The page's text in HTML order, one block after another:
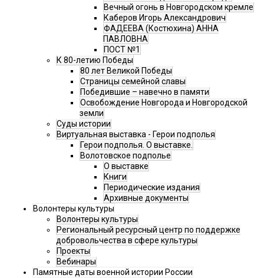
Вечный огонь в Новгородском кремле
Каберов Игорь Александрович
ФАДЕЕВА (Костюхина) АННА
ПАВЛОВНА
ПОСТ №1
К 80-летию Победы
80 лет Великой Победы
Страницы семейной славы
Победившие – навечно в памяти
Освобождение Новгорода и Новгородской
земли
Суды истории
Виртуальная выставка - Герои подполья
Герои подполья. О выставке.
Волотовское подполье
О выставке
Книги
Периодические издания
Архивные документы
Волонтеры культуры
Волонтеры культуры
Региональный ресурсный центр по поддержке
добровольчества в сфере культуры
Проекты
Вебинары
Памятные даты военной истории России